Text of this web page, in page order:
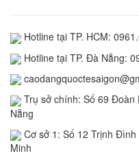
Hotline tại TP. HCM:
Hotline tại TP. Đà Nẵng:
Trụ sở chính: Số 69
Nẵng
Cơ sở 1: Số 12 Trịnh
Minh